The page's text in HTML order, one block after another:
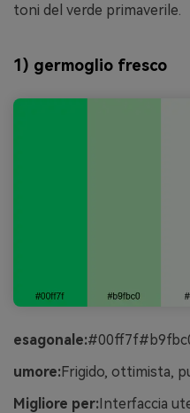
toni del verde primaverile.
1) germoglio fresco
esagonale:
umore:Frigido, ottimista,
Migliore per:Interfaccia